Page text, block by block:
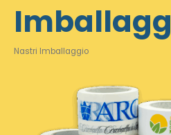
Nastri Imballaggio